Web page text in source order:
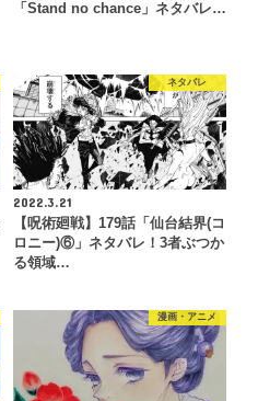
「Stand no chance」ネタバレ…
ネタバレ
2022.3.21
【呪術廻戦】179話「仙台結界(コ
ロニー)⑥」ネタバレ！3者ぶつか
る領域…
漫画・アニメ